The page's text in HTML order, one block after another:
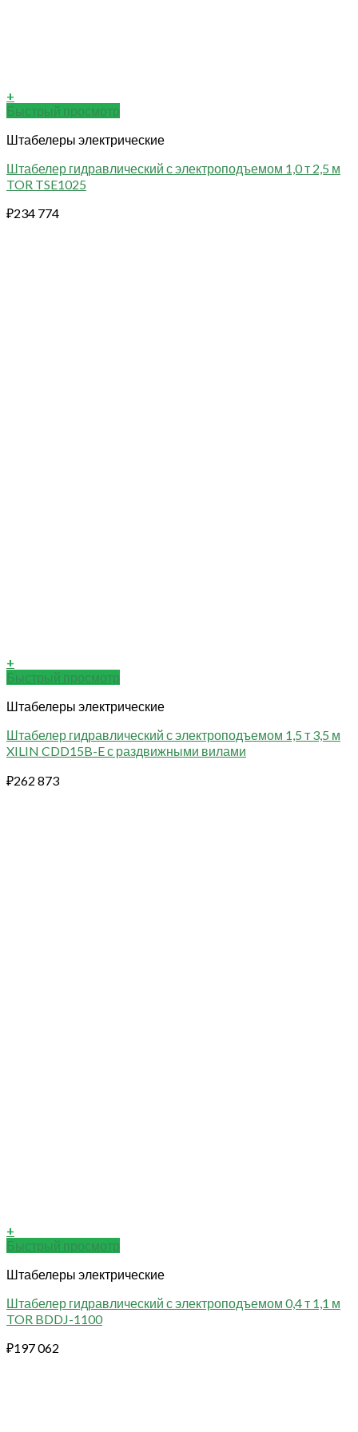
+
Быстрый просмотр
Штабелеры электрические
Штабелер гидравлический с электроподъемом 1,0 т 2,5 м
TOR TSE1025
₽234 774
+
Быстрый просмотр
Штабелеры электрические
Штабелер гидравлический с электроподъемом 1,5 т 3,5 м
XILIN CDD15B-E с раздвижными вилами
₽262 873
+
Быстрый просмотр
Штабелеры электрические
Штабелер гидравлический с электроподъемом 0,4 т 1,1 м
TOR BDDJ-1100
₽197 062